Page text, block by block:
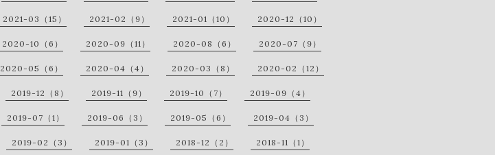
2021-03（15） 2021-02（9） 2021-01（10） 2020-12（10）
2020-10（6） 2020-09（11） 2020-08（6） 2020-07（9）
2020-05（6） 2020-04（4） 2020-03（8） 2020-02（12）
2019-12（8） 2019-11（9） 2019-10（7） 2019-09（4）
2019-07（1） 2019-06（3） 2019-05（6） 2019-04（3）
2019-02（3） 2019-01（3） 2018-12（2） 2018-11（1）